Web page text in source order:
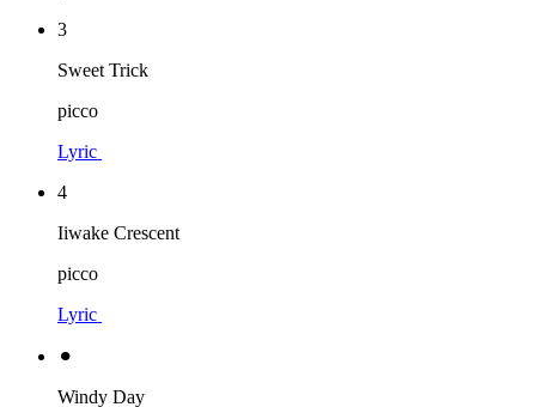
3
Sweet Trick
picco
Lyric
4
Iiwake Crescent
picco
Lyric
⚫︎
Windy Day